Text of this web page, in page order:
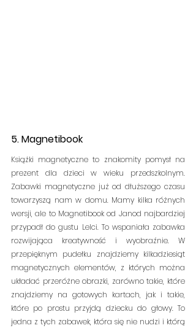
5. Magnetibook
Książki magnetyczne to znakomity pomysł na
prezent dla dzieci w wieku przedszkolnym.
Zabawki magnetyczne już od dłuższego czasu
towarzyszą nam w domu. Mamy kilka różnych
wersji, ale to Magnetibook od Janod najbardziej
przypadł do gustu Lelci. To wspaniała zabawka
rozwijająca kreatywność i wyobraźnie. W
przepięknym pudełku znajdziemy kilkadziesiąt
magnetycznych elementów, z których można
układać przeróżne obrazki, zarówno takie, które
znajdziemy na gotowych kartach, jak i takie,
które po prostu przyjdą dziecku do głowy. To
jedna z tych zabawek, która się nie nudzi i którą